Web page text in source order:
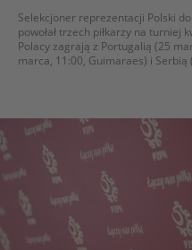
Selekcjoner reprezentacji Polski
powołał trzech piłkarzy na turniej
Polacy zagrają z Portugalią (25
marca, 11:00, Guimaraes) i Serbią